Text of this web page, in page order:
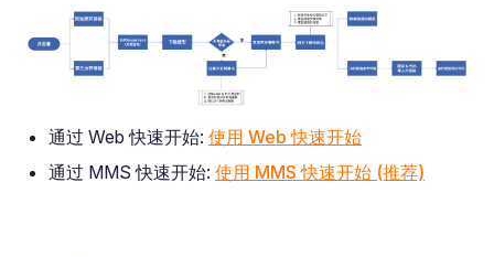
通过 Web 快速开始: 使用 Web 快速开始
通过 MMS 快速开始: 使用 MMS 快速开始 (推荐)